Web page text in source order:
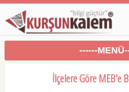
------
İlçelere Göre MEB'e